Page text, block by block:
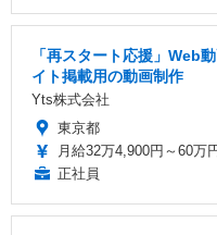
「再スタート応援」Web
イト掲載用の動画制作
Yts株式会社
東京都
月給32万4,900円～60万
正社員